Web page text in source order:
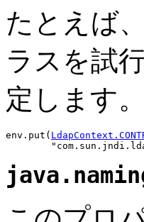
たとえば
ラスを試
定します。
env.put(